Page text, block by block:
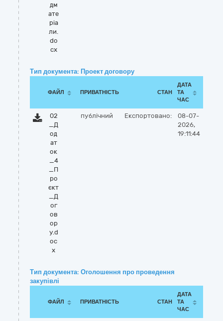
дм
ате
ріа
ли.
do
cx
Тип документа: Проект договору
ФАЙЛ ПРИВАТНІСТЬ СТАН
ДАТА
ТА
ЧАС
02
_Д
од
ат
ок
_4
_П
ро
єкт
_Д
ог
ов
ор
у.d
oc
x
публічний Експортовано:
08-07-
2026,
19:11:44
Тип документа: Оголошення про проведення
закупівлі
ФАЙЛ ПРИВАТНІСТЬ СТАН
ДАТА
ТА
ЧАС